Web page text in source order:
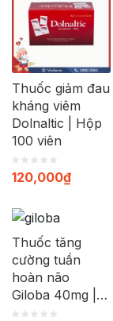
Thuốc giảm đau
kháng viêm
Dolnaltic | Hộp
100 viên
120,000₫
Thuốc tăng
cường tuần
hoàn não
Giloba 40mg |
Hộp 30 viên